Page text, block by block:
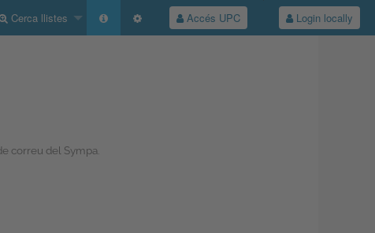
Cerca llistes Accés UPC Login locally
correu del Sympa.